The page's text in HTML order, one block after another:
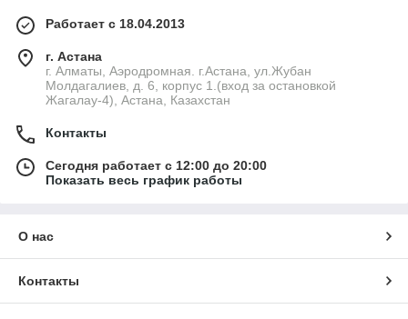
Работает с 18.04.2013
г. Астана
г. Алматы, Аэродромная. г.Астана, ул.Жубан
Молдагалиев, д. 6, корпус 1.(вход за остановкой
Жагалау-4), Астана, Казахстан
Контакты
Сегодня работает с 12:00 до 20:00
Показать весь график работы
О нас
Контакты